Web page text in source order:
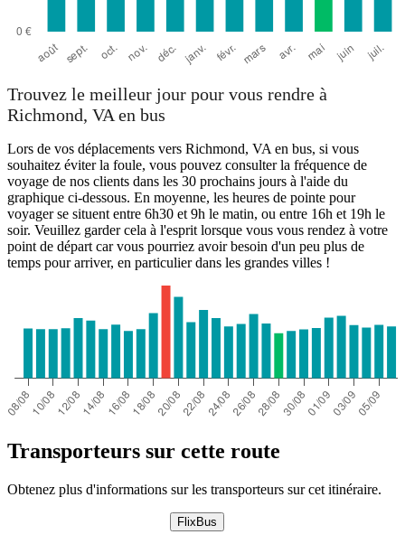
Trouvez le meilleur jour pour vous rendre à
Richmond, VA en bus
Lors de vos déplacements vers Richmond, VA en bus, si vous
souhaitez éviter la foule, vous pouvez consulter la fréquence de
voyage de nos clients dans les 30 prochains jours à l'aide du
graphique ci-dessous. En moyenne, les heures de pointe pour
voyager se situent entre 6h30 et 9h le matin, ou entre 16h et 19h le
soir. Veuillez garder cela à l'esprit lorsque vous vous rendez à votre
point de départ car vous pourriez avoir besoin d'un peu plus de
temps pour arriver, en particulier dans les grandes villes !
Transporteurs sur cette route
Obtenez plus d'informations sur les transporteurs sur cet itinéraire.
FlixBus